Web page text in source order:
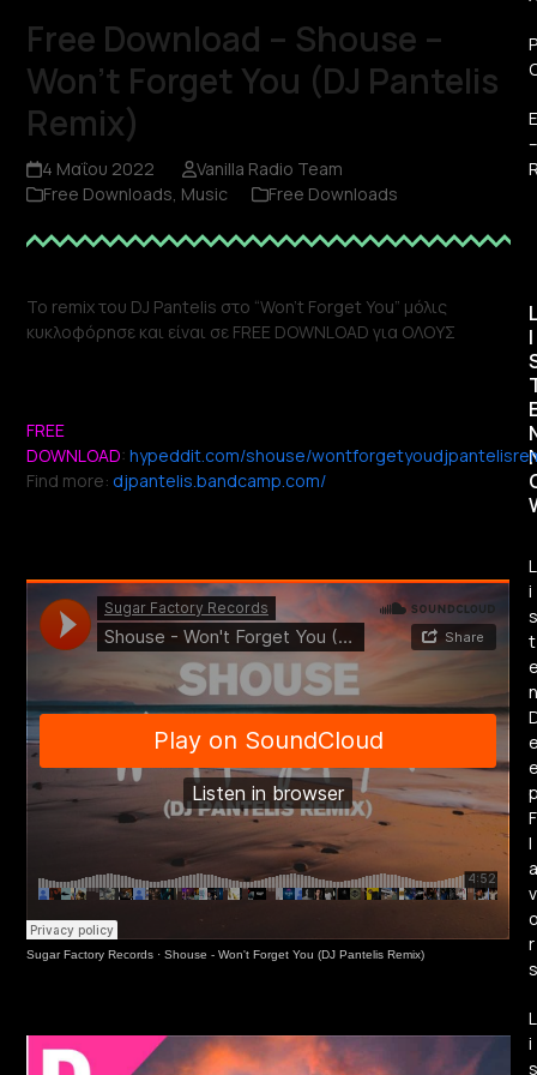
Free Download – Shouse –
Won’t Forget You (DJ Pantelis
Remix)
4 Μαΐου 2022
Vanilla Radio Team
Free Downloads, Music Free Downloads
Το remix του DJ Pantelis στο “Won’t Forget You” μόλις
κυκλοφόρησε και είναι σε FREE DOWNLOAD για ΟΛΟΥΣ
FREE
DOWNLOAD:hypeddit.com/shouse/
Find more: djpantelis.bandcamp.com/
Sugar Factory Records ·Shouse - Won't Forget You (DJ Pantelis Remix)
–
I
L
i
s
t
n
F
l
a
v
r
s
L
i
s